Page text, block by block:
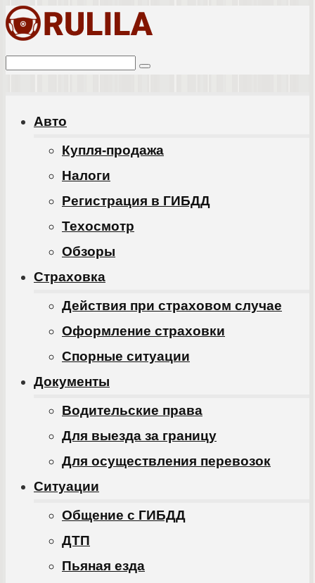
Перейти
контенту
Поиск:
Авто
Купля-продажа
Налоги
Регистрация в ГИБДД
Техосмотр
Обзоры
Cтраховка
Действия при страховом случае
Оформление страховки
Спорные ситуации
Документы
Водительские права
Для выезда за границу
Для осуществления перевозок
Ситуации
Общение с ГИБДД
ДТП
Пьяная езда